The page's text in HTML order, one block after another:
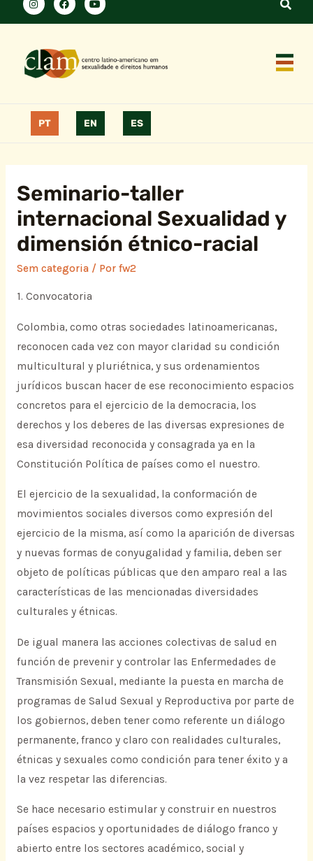
PT EN ES
Seminario-taller
internacional Sexualidad y
dimensión étnico-racial
Sem categoria/ Por fw2
1. Convocatoria
Colombia, como otras sociedades latinoamericanas,
reconocen cada vez con mayor claridad su condición
multicultural y pluriétnica, y sus ordenamientos
jurídicos buscan hacer de ese reconocimiento espacios
concretos para el ejercicio de la democracia, los
derechos y los deberes de las diversas expresiones de
esa diversidad reconocida y consagrada ya en la
Constitución Política de países como el nuestro.
El ejercicio de la sexualidad, la conformación de
movimientos sociales diversos como expresión del
ejercicio de la misma, así como la aparición de diversas
y nuevas formas de conyugalidad y familia, deben ser
objeto de políticas públicas que den amparo real a las
características de las mencionadas diversidades
culturales y étnicas.
De igual manera las acciones colectivas de salud en
función de prevenir y controlar las Enfermedades de
Transmisión Sexual, mediante la puesta en marcha de
programas de Salud Sexual y Reproductiva por parte de
los gobiernos, deben tener como referente un diálogo
permanente, franco y claro con realidades culturales,
étnicas y sexuales como condición para tener éxito y a
la vez respetar las diferencias.
Se hace necesario estimular y construir en nuestros
países espacios y oportunidades de diálogo franco y
abierto entre los sectores académico, social y